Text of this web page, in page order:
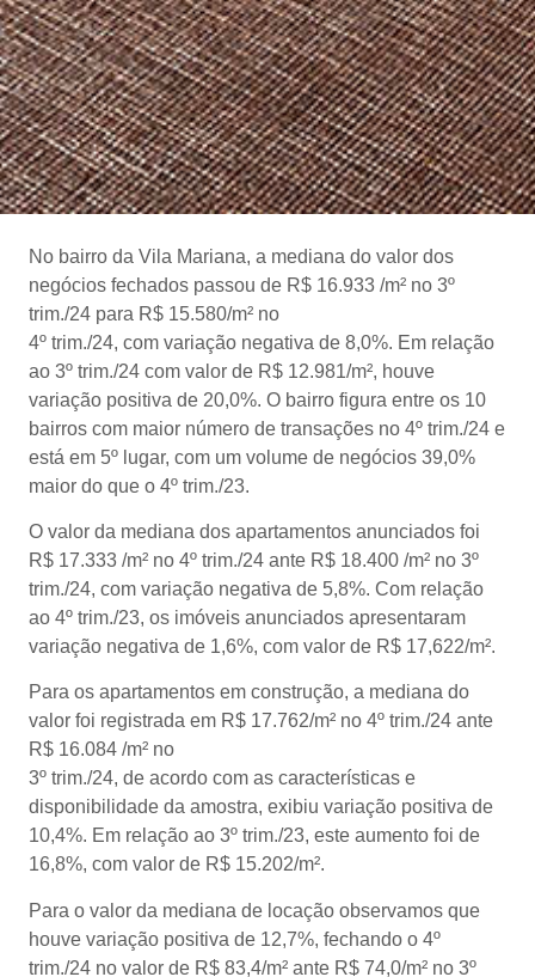
No bairro da Vila Mariana, a mediana do valor dos
negócios fechados passou de R$ 16.933 /m² no 3º
trim./24 para R$ 15.580/m² no
4º trim./24, com variação negativa de 8,0%. Em relação
ao 3º trim./24 com valor de R$ 12.981/m², houve
variação positiva de 20,0%. O bairro figura entre os 10
bairros com maior número de transações no 4º trim./24 e
está em 5º lugar, com um volume de negócios 39,0%
maior do que o 4º trim./23.
O valor da mediana dos apartamentos anunciados foi
R$ 17.333 /m² no 4º trim./24 ante R$ 18.400 /m² no 3º
trim./24, com variação negativa de 5,8%. Com relação
ao 4º trim./23, os imóveis anunciados apresentaram
variação negativa de 1,6%, com valor de R$ 17,622/m².
Para os apartamentos em construção, a mediana do
valor foi registrada em R$ 17.762/m² no 4º trim./24 ante
R$ 16.084 /m² no
3º trim./24, de acordo com as características e
disponibilidade da amostra, exibiu variação positiva de
10,4%. Em relação ao 3º trim./23, este aumento foi de
16,8%, com valor de R$ 15.202/m².
Para o valor da mediana de locação observamos que
houve variação positiva de 12,7%, fechando o 4º
trim./24 no valor de R$ 83,4/m² ante R$ 74,0/m² no 3º